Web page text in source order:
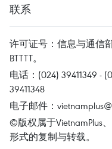
联系
许可证号：信息与通信
BTTTT。
电话：(024) 39411349 -
39411348
电子邮件：
©版权属于VietnamPlus
形式的复制与转载。